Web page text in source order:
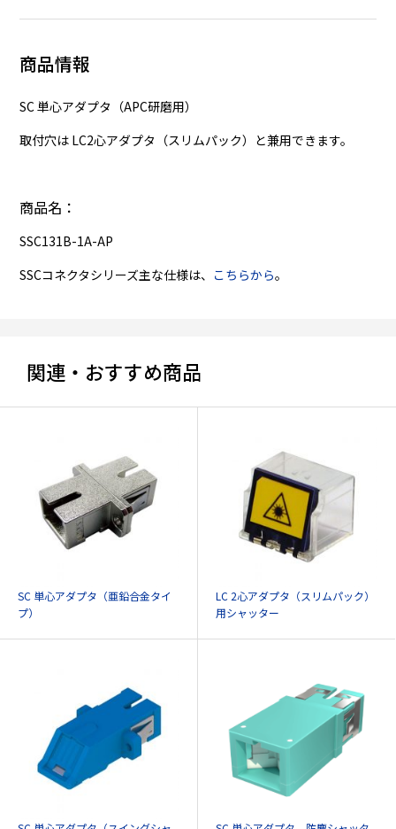
商品情報
SC 単心アダプタ（APC研磨用）
取付穴は LC2心アダプタ（スリムパック）と兼用できます。
商品名：
SSC131B-1A-AP
SSCコネクタシリーズ主な仕様は、 こちらから。
関連・おすすめ商品
SC 単心アダプタ（亜鉛合金タイ
プ）
LC 2心アダプタ（スリムパック）
用シャッター